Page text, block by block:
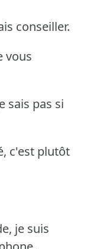
conseiller.
vous
sais pas si
c'est plutôt
je suis